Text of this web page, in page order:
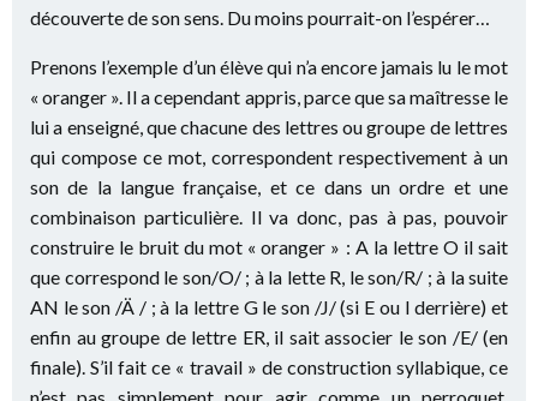
découverte de son sens. Du moins pourrait-on l’espérer…
Prenons l’exemple d’un élève qui n’a encore jamais lu le mot
« oranger ». Il a cependant appris, parce que sa maîtresse le
lui a enseigné, que chacune des lettres ou groupe de lettres
qui compose ce mot, correspondent respectivement à un
son de la langue française, et ce dans un ordre et une
combinaison particulière. Il va donc, pas à pas, pouvoir
construire le bruit du mot « oranger » : A la lettre O il sait
que correspond le son/O/ ; à la lette R, le son/R/ ; à la suite
AN le son /Ä / ; à la lettre G le son /J/ (si E ou I derrière) et
enfin au groupe de lettre ER, il sait associer le son /E/ (en
finale). S’il fait ce « travail » de construction syllabique, ce